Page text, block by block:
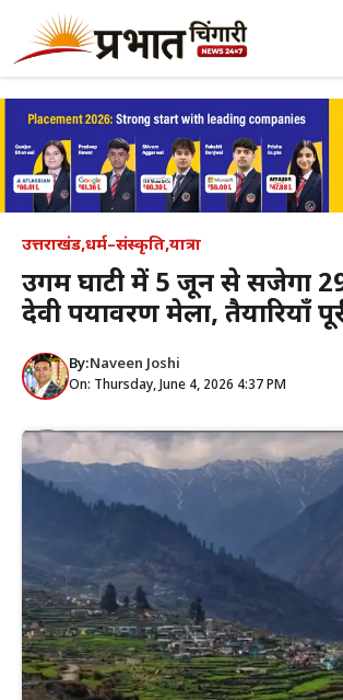
content
उत्तराखंड,धर्म–संस्कृति,यात्रा
उर्गम घाटी में 5 जून से सजेगा
देवी पर्यावरण मेला, तैयारियाँ
By:Naveen Joshi
On: Thursday, June 4, 2026 4:37 PM